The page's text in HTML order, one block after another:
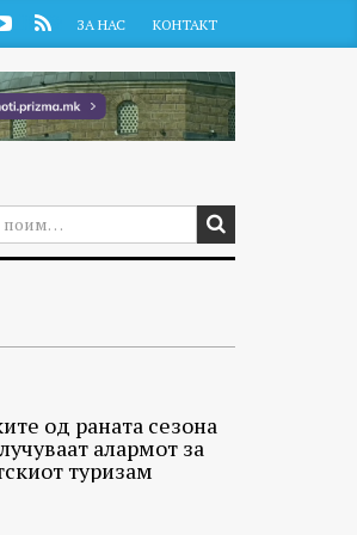
RSS ЗА НАС КОНТАКТ
од раната сезона
алармот за
туризам